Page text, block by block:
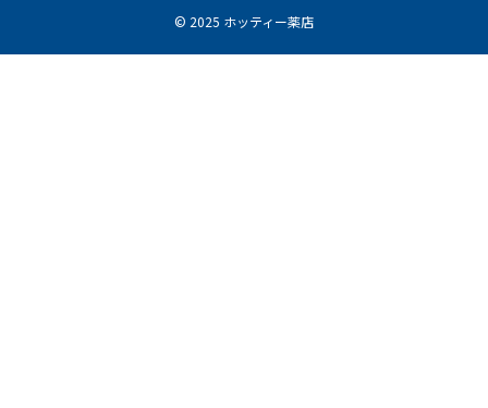
© 2025 ホッティー薬店